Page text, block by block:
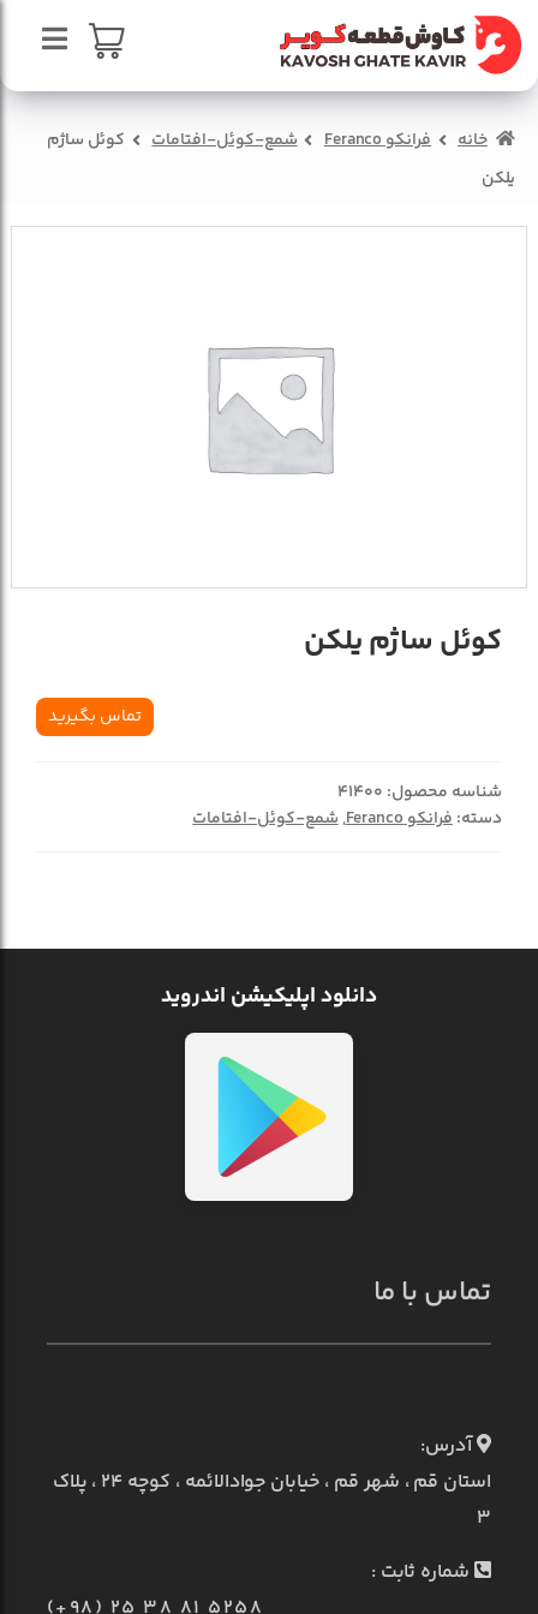
پرش
به
ناوبری
پرش
به
محتوا
صفحه اصلی
سبد خرید
درباره ما
خانه فرانکو Feranco شمع-کوئل-افتامات
کوئل ساژم
یلکن
کوئل ساژم یلکن
تماس بگیرید
شناسه محصول: 41400
دسته:فرانکو Feranco ,شمع-کوئل-افتامات
دانلود اپلیکیشن اندروید
تماس با ما
آدرس:
استان قم ، شهر قم ، خیابان جوادالائمه ، کوچه ۲۴ ، پلاک
۳
شماره ثابت :